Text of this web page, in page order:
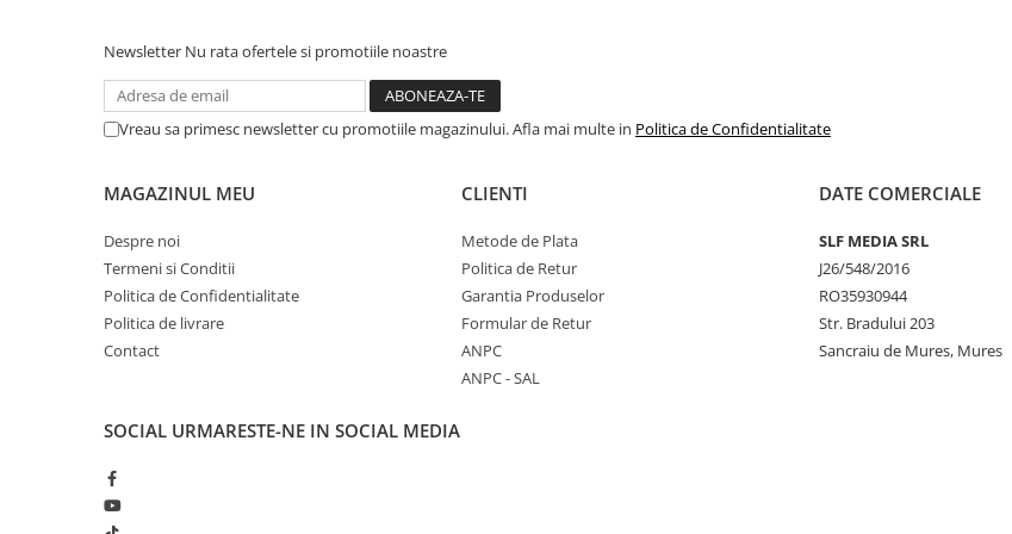
Newsletter Nu rata ofertele si promotiile noastre
Vreau sa primesc newsletter cu promotiile magazinului. Afla mai multe in Politica de Confidentialitate
MAGAZINUL MEU
Despre noi
Termeni si Conditii
Politica de Confidentialitate
Politica de livrare
Contact
CLIENTI
Metode de Plata
Politica de Retur
Garantia Produselor
Formular de Retur
ANPC
ANPC - SAL
DATE COMERCIALE
SLF MEDIA SRL
J26/548/2016
RO35930944
Str. Bradului 203
Sancraiu de Mures, Mures
SOCIAL URMARESTE-NE IN SOCIAL MEDIA